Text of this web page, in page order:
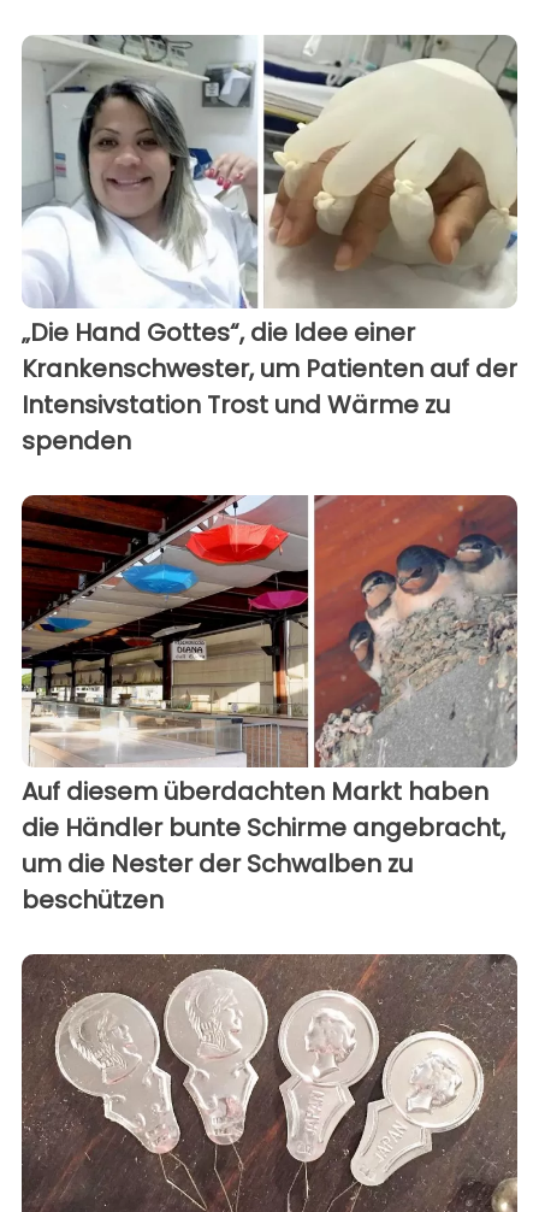
„Die Hand Gottes“, die Idee einer
Krankenschwester, um Patienten auf der
Intensivstation Trost und Wärme zu
spenden
Auf diesem überdachten Markt haben
die Händler bunte Schirme angebracht,
um die Nester der Schwalben zu
beschützen